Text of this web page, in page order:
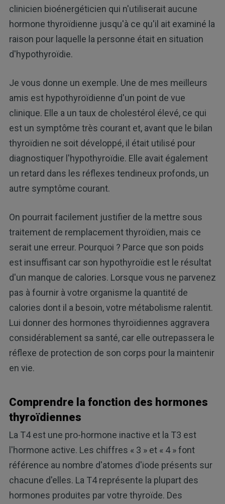
clinicien bioénergéticien qui n'utiliserait aucune
hormone thyroïdienne jusqu'à ce qu'il ait examiné la
raison pour laquelle la personne était en situation
d'hypothyroïdie.
Je vous donne un exemple. Une de mes meilleurs
amis est hypothyroïdienne d'un point de vue
clinique. Elle a un taux de cholestérol élevé, ce qui
est un symptôme très courant et, avant que le bilan
thyroïdien ne soit développé, il était utilisé pour
diagnostiquer l'hypothyroïdie. Elle avait également
un retard dans les réflexes tendineux profonds, un
autre symptôme courant.
On pourrait facilement justifier de la mettre sous
traitement de remplacement thyroïdien, mais ce
serait une erreur. Pourquoi ? Parce que son poids
est insuffisant car son hypothyroïdie est le résultat
d'un manque de calories. Lorsque vous ne parvenez
pas à fournir à votre organisme la quantité de
calories dont il a besoin, votre métabolisme ralentit.
Lui donner des hormones thyroïdiennes aggravera
considérablement sa santé, car elle outrepassera le
réflexe de protection de son corps pour la maintenir
en vie.
Comprendre la fonction des hormones
thyroïdiennes
La T4 est une pro-hormone inactive et la T3 est
l'hormone active. Les chiffres « 3 » et « 4 » font
référence au nombre d'atomes d'iode présents sur
chacune d'elles. La T4 représente la plupart des
hormones produites par votre thyroïde. Des